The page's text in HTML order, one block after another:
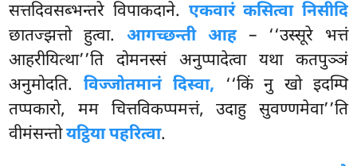
सत्तदिवसब्भन्तरे विपाकदाने. एकवारं कसित्वा निसीदि
छातज्झत्तो हुत्वा.आगच्छन्ती आह– ‘‘उस्सूरे भत्तं
आहरीयित्था’’ति दोमनस्सं अनुप्पादेत्वा यथा कतपुञ्ञं
अनुमोदति. विज्जोतमानं दिस्वा, ‘‘किं नु खो इदम्पि
तप्पकारो, मम चित्तविकप्पमत्तं, उदाहु सुवण्णमेवा’’ति
वीमंसन्तोयट्ठिया पहरित्वा.